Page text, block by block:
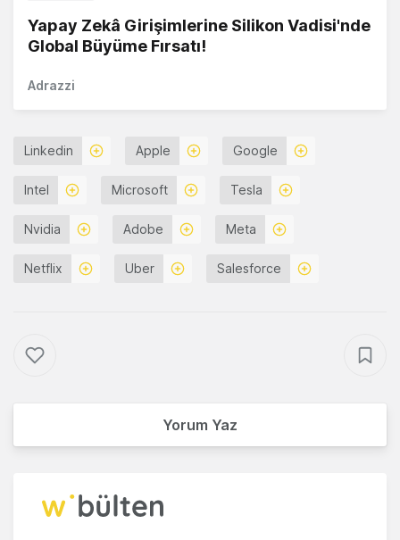
Yapay Zekâ Girişimlerine Silikon Vadisi'nde
Global Büyüme Fırsatı!
Adrazzi
Linkedin Apple Google
Intel Microsoft Tesla
Nvidia Adobe Meta
Netflix Uber Salesforce
Yorum Yaz